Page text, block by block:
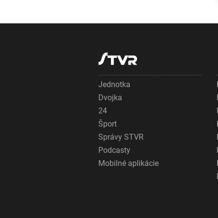
ho bolo na
Jednotka
Dvojka
24
Šport
Správy STVR
Podcasty
Mobilné aplikácie